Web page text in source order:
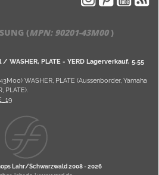
(MPN: 90201-43M00)
WASHER, PLATE - YERD Lagerverkauf, 5,55
WASHER, PLATE (Aussenborder, Yamaha
PLATE).
Lahr/Schwarzwald 2008 -2026